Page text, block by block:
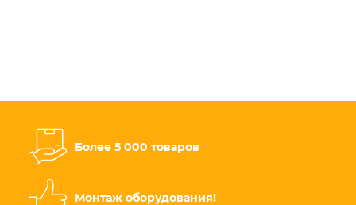
Более 5 000 товаров
Монтаж оборудования!